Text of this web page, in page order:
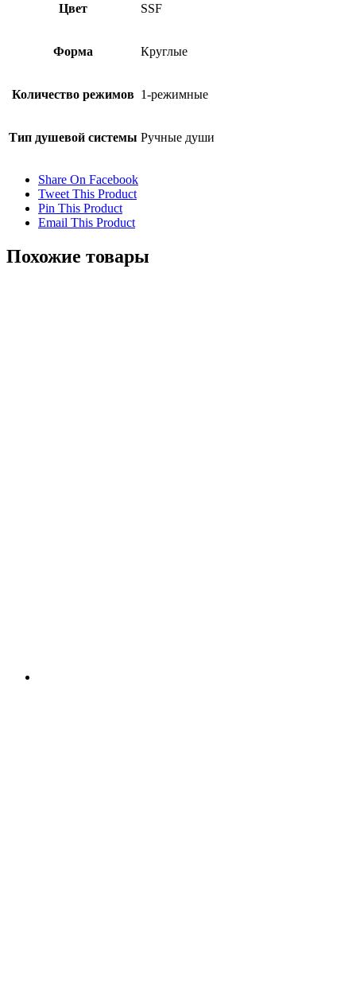
Цвет SSF
Форма Круглые
Количество режимов 1-режимные
Тип душевой системы Ручные души
Share On Facebook
Tweet This Product
Pin This Product
Email This Product
Похожие товары